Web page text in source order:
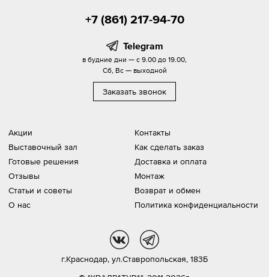
Акции
Выставочный зал
Готовые решения
Отзывы
Статьи и советы
О нас
Контакты
Как сделать заказ
Доставка и оплата
Монтаж
Возврат и обмен
Политика конфиденциальности
+7 (861) 217-94-70
Telegram
в будние дни — с 9.00 до 19.00,
Сб, Вс — выходной
Заказать звонок
г.Краснодар, ул.Ставропольская, 183Б
vk